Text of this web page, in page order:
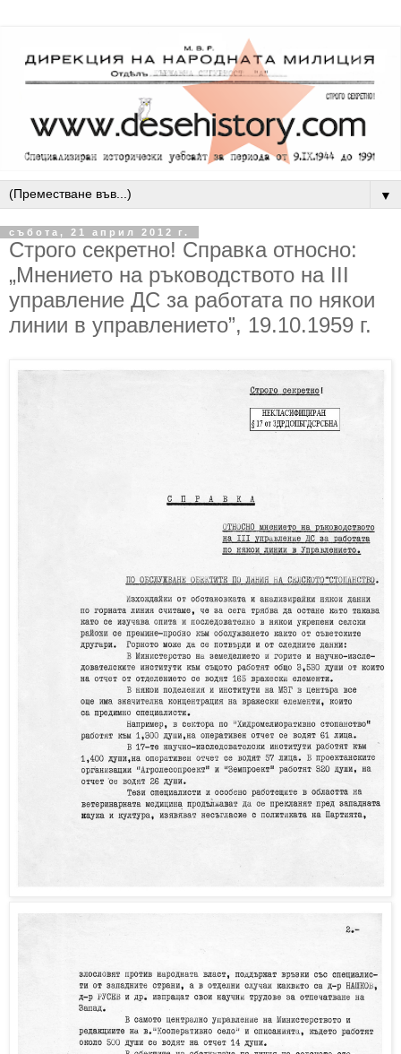
▼
събота, 21 април 2012 г.
Строго секретно! Справка относно:
„Мнението на ръководството на ІІІ
управление ДС за работата по някои
линии в управлението”, 19.10.1959 г.